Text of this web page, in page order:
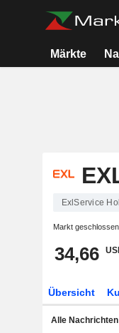
Märkte
ExlService
Markt
34,66
Übersicht
Alle Nachrichten